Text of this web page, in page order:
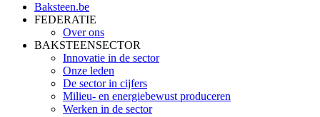
Baksteen.be
FEDERATIE
Over ons
BAKSTEENSECTOR
Innovatie in de sector
Onze leden
De sector in cijfers
Milieu- en energiebewust produceren
Werken in de sector